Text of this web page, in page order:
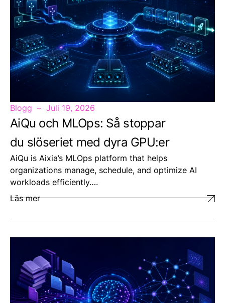
Blogg Juli 19, 2026
AiQu och MLOps: Så stoppar
du slöseriet med dyra GPU:er
AiQu is Aixia’s MLOps platform that helps
organizations manage, schedule, and optimize AI
workloads efficiently….
Läs mer